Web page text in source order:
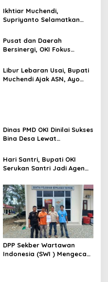
Ikhtiar Muchendi,
Supriyanto Selamatkan
Pusat dan Daerah
Bersinergi, OKI Fokus
Tengah Efisiensi
Libur Lebaran Usai, Bupati
Muchendi Ajak ASN, Ayo
Dinas PMD OKI Dinilai Sukses
Bina Desa Lewat
Terbuka
Hari Santri, Bupati OKI
Serukan Santri Jadi Agen
Berakhlak
DPP Sekber Wartawan
Indonesia (SWI ) Mengecam